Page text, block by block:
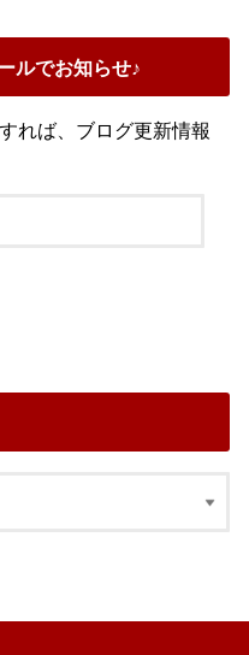
ルでお知らせ♪
れば、ブログ更新情報